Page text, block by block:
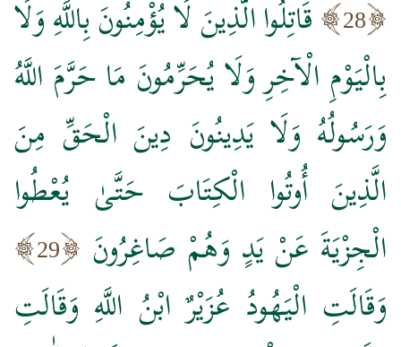
28
قَاتِلُوا الَّذِينَ لَا يُؤْمِنُونَ بِاللَّهِ وَلَا
بِالْيَوْمِ الْآخِرِ وَلَا يُحَرِّمُونَ مَا حَرَّمَ اللَّهُ
وَرَسُولُهُ وَلَا يَدِينُونَ دِينَ الْحَقِّ مِنَ
الَّذِينَ أُوتُوا الْكِتَابَ حَتَّىٰ يُعْطُوا
الْجِزْيَةَ عَنْ يَدٍ وَهُمْ صَاغِرُونَ
29
وَقَالَتِ الْيَهُودُ عُزَيْرٌ ابْنُ اللَّهِ وَقَالَتِ